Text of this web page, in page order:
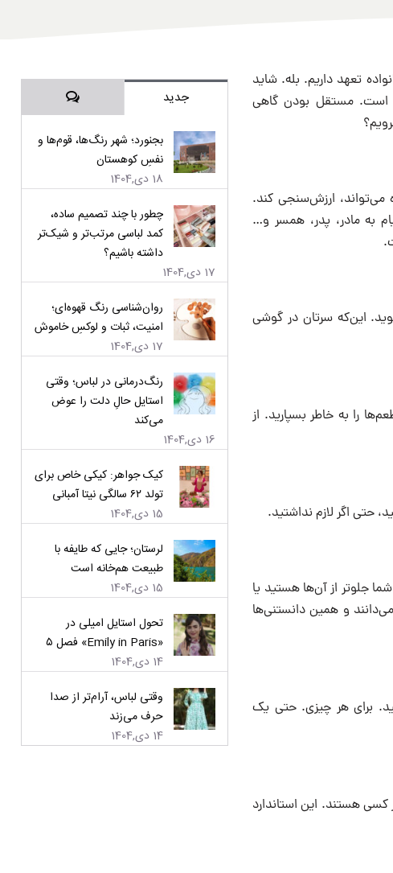
تعهد داریم. بله. شاید
است. مستقل بودن گاهی
می‌تواند، ارزش‌سنجی کند.
به مادر، پدر، همسر و…
این‌که سرتان در گوشی
را به خاطر بسپارید. از
جلوتر از آن‌ها هستید یا
و همین دانستنی‌ها
برای هر چیزی. حتی یک
کسی هستند. این استاندارد
جدید دیدگاه‌ها
بجنورد؛ شهر رنگ‌ها، قوم‌ها و
نفسِ کوهستان
18 دی,1404
چطور با چند تصمیم ساده،
کمد لباسی مرتب‌تر و شیک‌تر
داشته باشیم؟
17 دی,1404
روان‌شناسی رنگ قهوه‌ای؛
امنیت، ثبات و لوکسِ خاموش
17 دی,1404
رنگ‌درمانی در لباس؛ وقتی
استایل حالِ دلت را عوض
می‌کند
16 دی,1404
کیک جواهر: کیکی خاص برای
تولد ۶۲ سالگی نیتا آمبانی
15 دی,1404
لرستان؛ جایی که طایفه با
طبیعت هم‌خانه است
15 دی,1404
تحول استایل امیلی در
«Emily in Paris» فصل ۵
14 دی,1404
وقتی لباس، آرام‌تر از صدا
حرف می‌زند
14 دی,1404